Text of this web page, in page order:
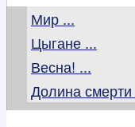
Мир ...
Цыгане ...
Весна! ...
Долина смерти